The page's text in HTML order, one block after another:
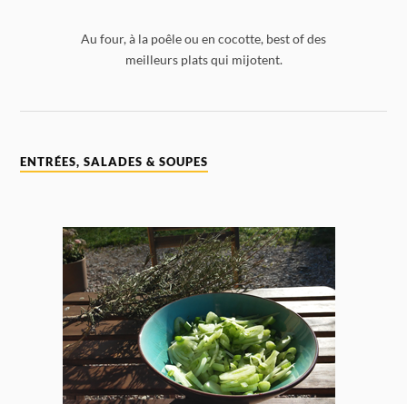
Au four, à la poêle ou en cocotte, best of des
meilleurs plats qui mijotent.
ENTRÉES, SALADES & SOUPES